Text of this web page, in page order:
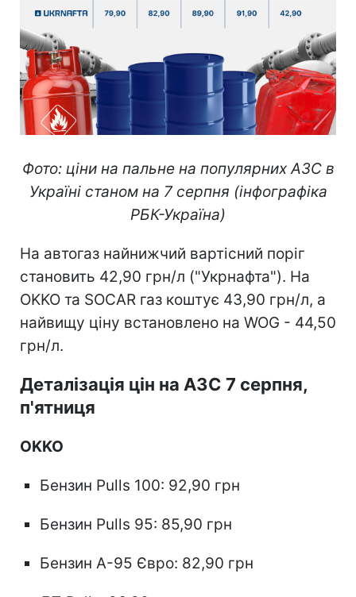
Фото: ціни на пальне на популярних АЗС в
Україні станом на 7 серпня (інфографіка
РБК-Україна)
На автогаз найнижчий вартісний поріг
становить 42,90 грн/л ("Укрнафта"). На
OKKO та SOCAR газ коштує 43,90 грн/л, а
найвищу ціну встановлено на WOG - 44,50
грн/л.
Деталізація цін на АЗС 7 серпня,
п'ятниця
OKKO
Бензин Pulls 100: 92,90 грн
Бензин Pulls 95: 85,90 грн
Бензин А-95 Євро: 82,90 грн